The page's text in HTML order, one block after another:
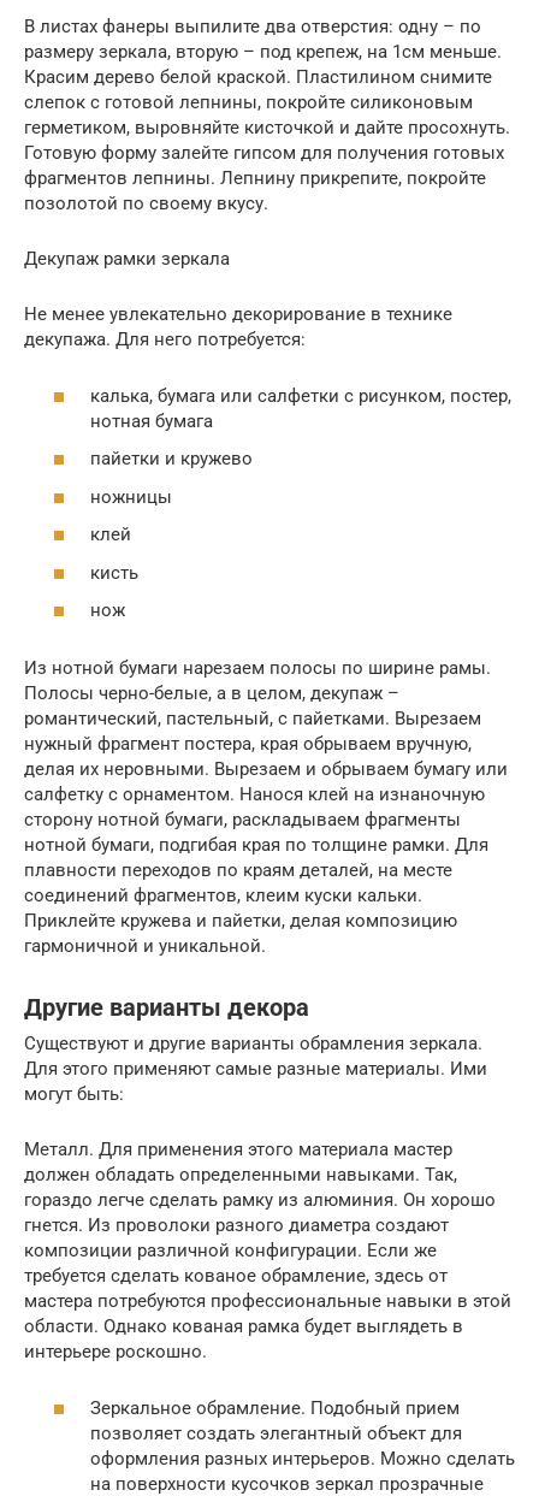
В листах фанеры выпилите два отверстия: одну – по
размеру зеркала, вторую – под крепеж, на 1см меньше.
Красим дерево белой краской. Пластилином снимите
слепок с готовой лепнины, покройте силиконовым
герметиком, выровняйте кисточкой и дайте просохнуть.
Готовую форму залейте гипсом для получения готовых
фрагментов лепнины. Лепнину прикрепите, покройте
позолотой по своему вкусу.
Декупаж рамки зеркала
Не менее увлекательно декорирование в технике
декупажа. Для него потребуется:
калька, бумага или салфетки с рисунком, постер,
нотная бумага
пайетки и кружево
ножницы
клей
кисть
нож
Из нотной бумаги нарезаем полосы по ширине рамы.
Полосы черно-белые, а в целом, декупаж –
романтический, пастельный, с пайетками. Вырезаем
нужный фрагмент постера, края обрываем вручную,
делая их неровными. Вырезаем и обрываем бумагу или
салфетку с орнаментом. Нанося клей на изнаночную
сторону нотной бумаги, раскладываем фрагменты
нотной бумаги, подгибая края по толщине рамки. Для
плавности переходов по краям деталей, на месте
соединений фрагментов, клеим куски кальки.
Приклейте кружева и пайетки, делая композицию
гармоничной и уникальной.
Другие варианты декора
Существуют и другие варианты обрамления зеркала.
Для этого применяют самые разные материалы. Ими
могут быть:
Металл. Для применения этого материала мастер
должен обладать определенными навыками. Так,
гораздо легче сделать рамку из алюминия. Он хорошо
гнется. Из проволоки разного диаметра создают
композиции различной конфигурации. Если же
требуется сделать кованое обрамление, здесь от
мастера потребуются профессиональные навыки в этой
области. Однако кованая рамка будет выглядеть в
интерьере роскошно.
Зеркальное обрамление. Подобный прием
позволяет создать элегантный объект для
оформления разных интерьеров. Можно сделать
на поверхности кусочков зеркал прозрачные